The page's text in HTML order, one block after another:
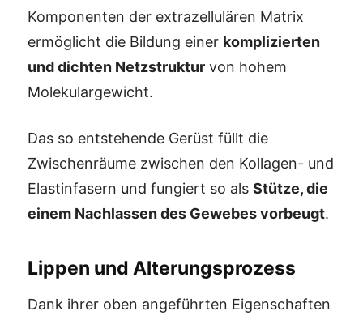
Komponenten der extrazellulären Matrix
ermöglicht die Bildung einer komplizierten
und dichten Netzstruktur von hohem
Molekulargewicht.
Das so entstehende Gerüst füllt die
Zwischenräume zwischen den Kollagen- und
Elastinfasern und fungiert so als Stütze, die
einem Nachlassen des Gewebes vorbeugt.
Lippen und Alterungsprozess
Dank ihrer oben angeführten Eigenschaften